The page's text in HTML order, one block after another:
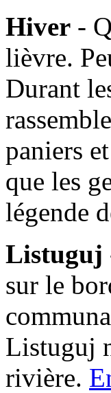
Hiver -
lièvre.
Durant
paniers
que les
légende
Listuguj
sur le
Listuguj
rivière.